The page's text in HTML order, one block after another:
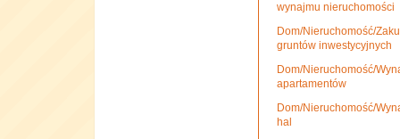
wynajmu nieruchomości
Dom/Nieruchomość/
gruntów inwestycyjnych
Dom/Nieruchomość/
apartamentów
Dom/Nieruchomość/
hal